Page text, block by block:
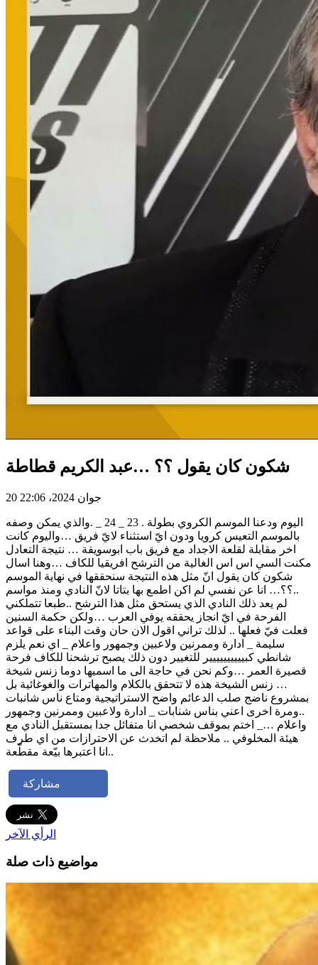
شكون كان يقول ؟؟ …عبد الكريم قطاطة
20 جوان 2024، 22:06
اليوم ودعنا الموسم الكروي بطولة . 23 _ 24 _ .والذي يمكن وصفه
بالموسم التعيس كرويا ودون ايّ استثناء لايّ فريق …واليوم كانت
اخر مقابلة لقلعة الاجداد مع فريق باب ابوسويقة … نتيجة التعادل
مكنت السي اس اس الغالية من الترشح افريقيا للكاف …وهنا اسال
شكون كان يقول انّ مثل هذه النتيجة سنحققها في نهاية الموسم
..؟؟… انا عن نفسي لم اكن اطمع بها بتاتا لانّ النادي ومنذ مواسم
لم يعد ذلك النادي الذي يستحق مثل هذا الترشح ..طبعا تتملكني
الفرحة في ايّ انجاز يحققه يوفي العرب …ولكن حكمة السنين
فعلت فيّ فعلها .. لذلك تراني اقول الان حان وقت البناء على قواعد
سليمة _ ادارة وممرنين ولاعبين وجمهور واعلام _ اي نعم يلزم
شانطي كبيييييييييير للتغيير دون ذلك يصبح ترشحنا للكاف فرحة
قصيرة العمر …وكم نحن في حاجة الى ما اسميها دوما زنس شيخة
… زنس الشيخة هذه لا تتحقق بالكلام والمهاترات والغوغائية بل
بمشروع ناضج صلب الدعائم واضح الاستراتيجية ومتاع ناس شانبات
..ومرة اخرى اعني بناس شنابات _ ادارة ولاعبين وممرنين وجمهور
واعلام …_ اختم بموقف شخصي انا متفائل جدا بمستقبل النادي مع
هيئة المخلوفي .. ملاحظة لم اتخدث عن الاحترازات من اي طرف
..انا اعتبرها بيّعة مقطّعة
مشاركة
الرأي الآخر
مواضيع ذات صلة